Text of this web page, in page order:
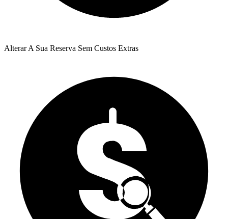
Alterar A Sua Reserva Sem Custos Extras